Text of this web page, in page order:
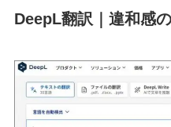
DeepL翻訳｜違和感